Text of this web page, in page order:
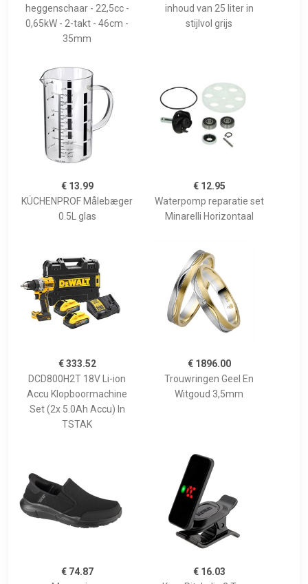
heggenschaar - 22,5cc -
0,65kW - 2-takt - 46cm -
35mm
inhoud van 25 liter in
stijlvol grijs
€ 13.99
KÜCHENPROF Målebæger
0.5L glas
€ 12.95
Waterpomp reparatie set
Minarelli Horizontaal
€ 333.52
DCD800H2T 18V Li-ion
Accu Klopboormachine
Set (2x 5.0Ah Accu) In
TSTAK
€ 1896.00
Trouwringen Geel En
Witgoud 3,5mm
€ 74.87
€ 16.03